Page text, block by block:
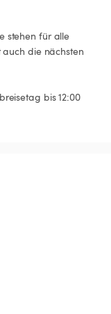
stehen für alle
die nächsten
bis 12:00